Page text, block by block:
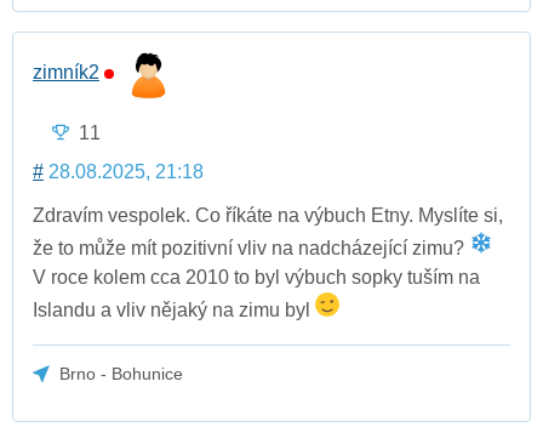
zimník2
11
# 28.08.2025, 21:18
Zdravím vespolek. Co říkáte na výbuch Etny. Myslíte si,
že to může mít pozitivní vliv na nadcházející zimu?
V roce kolem cca 2010 to byl výbuch sopky tuším na
Islandu a vliv nějaký na zimu byl
Brno - Bohunice